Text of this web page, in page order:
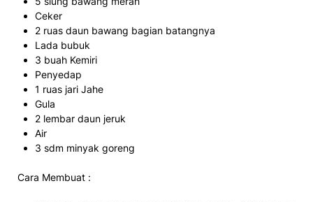
Ceker
2 ruas daun bawang bagian batangnya
Lada bubuk
3 buah Kemiri
Penyedap
1 ruas jari Jahe
Gula
2 lembar daun jeruk
Air
3 sdm minyak goreng
Cara Membuat :